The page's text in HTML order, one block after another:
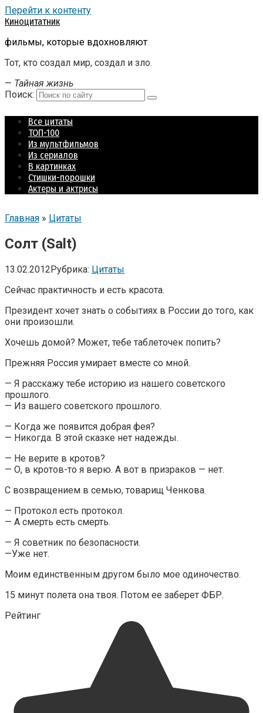
Перейти к контенту
Киноцитатник
фильмы, которые вдохновляют
Тот, кто создал мир, создал и зло.
— Тайная жизнь
Поиск:
Все цитаты
ТОП-100
Из мультфильмов
Из сериалов
В картинках
Стишки-порошки
Актеры и актрисы
Главная » Цитаты
Солт (Salt)
13.02.2012Рубрика: Цитаты
Сейчас практичность и есть красота.
Президент хочет знать о событиях в России до того, как
они произошли.
Хочешь домой? Может, тебе таблеточек попить?
Прежняя Россия умирает вместе со мной.
— Я расскажу тебе историю из нашего советского
прошлого.
— Из вашего советского прошлого.
— Когда же появится добрая фея?
— Никогда. В этой сказке нет надежды.
— Не верите в кротов?
— О, в кротов-то я верю. А вот в призраков — нет.
С возвращением в семью, товарищ Ченкова.
— Протокол есть протокол.
— А смерть есть смерть.
— Я советник по безопасности.
—Уже нет.
Моим единственным другом было мое одиночество.
15 минут полета она твоя. Потом ее заберет ФБР.
Рейтинг